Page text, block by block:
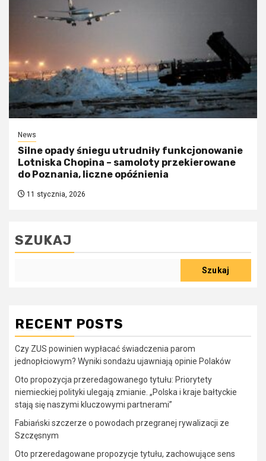
News
Silne opady śniegu utrudniły funkcjonowanie
Lotniska Chopina – samoloty przekierowane
do Poznania, liczne opóźnienia
11 stycznia, 2026
SZUKAJ
Szukaj
RECENT POSTS
Czy ZUS powinien wypłacać świadczenia parom
jednopłciowym? Wyniki sondażu ujawniają opinie Polaków
Oto propozycja przeredagowanego tytułu: Priorytety
niemieckiej polityki ulegają zmianie. „Polska i kraje bałtyckie
stają się naszymi kluczowymi partnerami”
Fabiański szczerze o powodach przegranej rywalizacji ze
Szczęsnym
Oto przeredagowane propozycje tytułu, zachowujące sens